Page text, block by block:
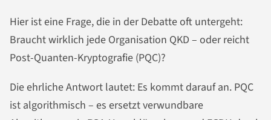
Hier ist eine Frage, die in der Debatte oft untergeht:
Braucht wirklich jede Organisation QKD – oder reicht
Post-Quanten-Kryptografie (PQC)?
Die ehrliche Antwort lautet: Es kommt darauf an. PQC
ist algorithmisch – es ersetzt verwundbare